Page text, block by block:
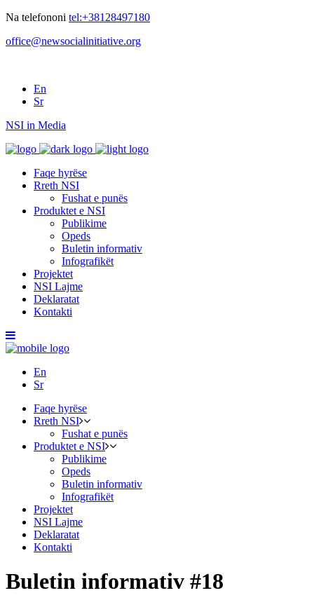
Na telefononi tel:+38128497180
office@newsocialinitiative.org
En
Sr
NSI in Media
Faqe hyrëse
Rreth NSI
Fushat e punës
Produktet e NSI
Publikime
Opeds
Buletin informativ
Infografikët
Projektet
NSI Lajme
Deklaratat
Kontakti
En
Sr
Faqe hyrëse
Rreth NSI
Fushat e punës
Produktet e NSI
Publikime
Opeds
Buletin informativ
Infografikët
Projektet
NSI Lajme
Deklaratat
Kontakti
Buletin informativ #18